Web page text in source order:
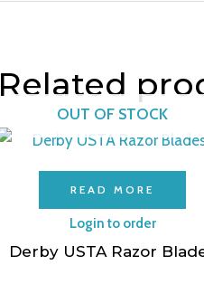
Related
OUT OF STOCK
READ MORE
Login to order
Derby USTA Razor